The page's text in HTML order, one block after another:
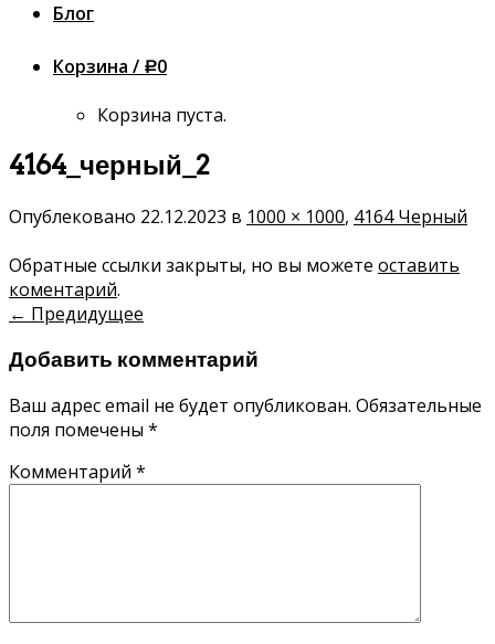
Блог
Корзина / Р0
Корзина пуста.
4164_черный_2
Опублековано 22.12.2023 в 1000 × 1000, 4164 Черный
Обратные ссылки закрыты, но вы можете оставить
коментарий.
← Предидущее
Добавить комментарий
Ваш адрес email не будет опубликован. Обязательные
поля помечены *
Комментарий *